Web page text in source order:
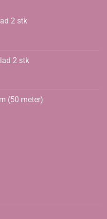
2 stk
2 stk
(50 meter)